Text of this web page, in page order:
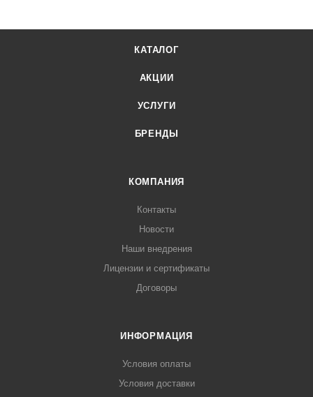
КАТАЛОГ
АКЦИИ
УСЛУГИ
БРЕНДЫ
КОМПАНИЯ
Контакты
Новости
Наши внедрения
Лицензии и сертификаты
Договоры
ИНФОРМАЦИЯ
Условия оплаты
Условия доставки